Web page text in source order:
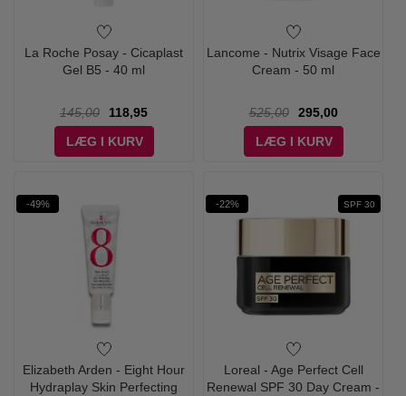
La Roche Posay - Cicaplast
Gel B5 - 40 ml
145,00
118,95
LÆG I KURV
Lancome - Nutrix Visage Face
Cream - 50 ml
525,00
295,00
LÆG I KURV
-49%
Elizabeth Arden - Eight Hour
Hydraplay Skin Perfecting
-22% SPF 30
Loreal - Age Perfect Cell
Renewal SPF 30 Day Cream -